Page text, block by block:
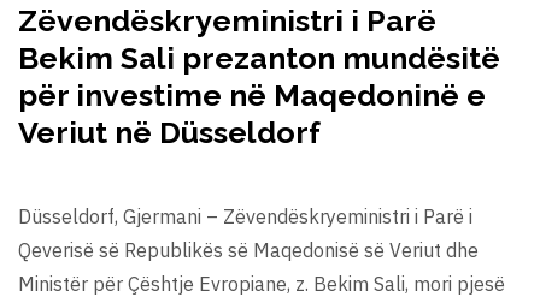
Zëvendëskryeministri i Parë
Bekim Sali prezanton mundësitë
për investime në Maqedoninë e
Veriut në Düsseldorf
Düsseldorf, Gjermani – Zëvendëskryeministri i Parë i
Qeverisë së Republikës së Maqedonisë së Veriut dhe
Ministër për Çështje Evropiane, z. Bekim Sali, mori pjesë